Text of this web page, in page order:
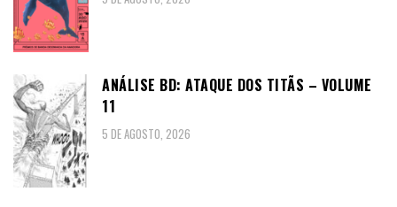
ANÁLISE BD: ATAQUE DOS TITÃS – VOLUME
11
5 DE AGOSTO, 2026